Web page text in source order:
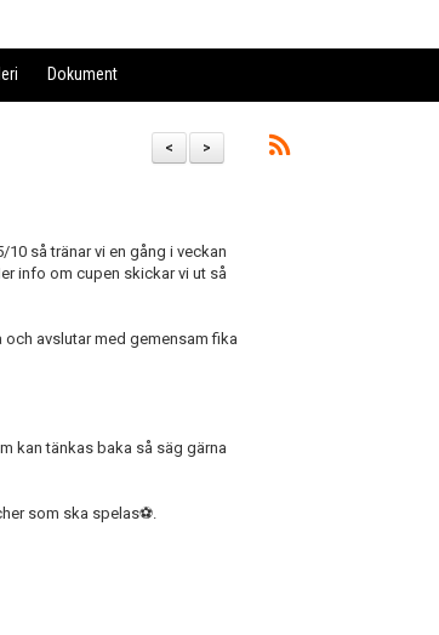
Dokument
>
<
så tränar vi en gång i veckan
info om cupen skickar vi ut så
avslutar med gemensam fika
kan tänkas baka så säg gärna
som ska spelas⚽️.